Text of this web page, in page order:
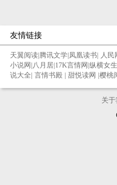
友情链接
天翼阅读 腾讯文学 凤凰读书 人民
小说网 八月居 17K言情网 纵横女
说大全 言情书殿 甜悦读网 樱桃
关于